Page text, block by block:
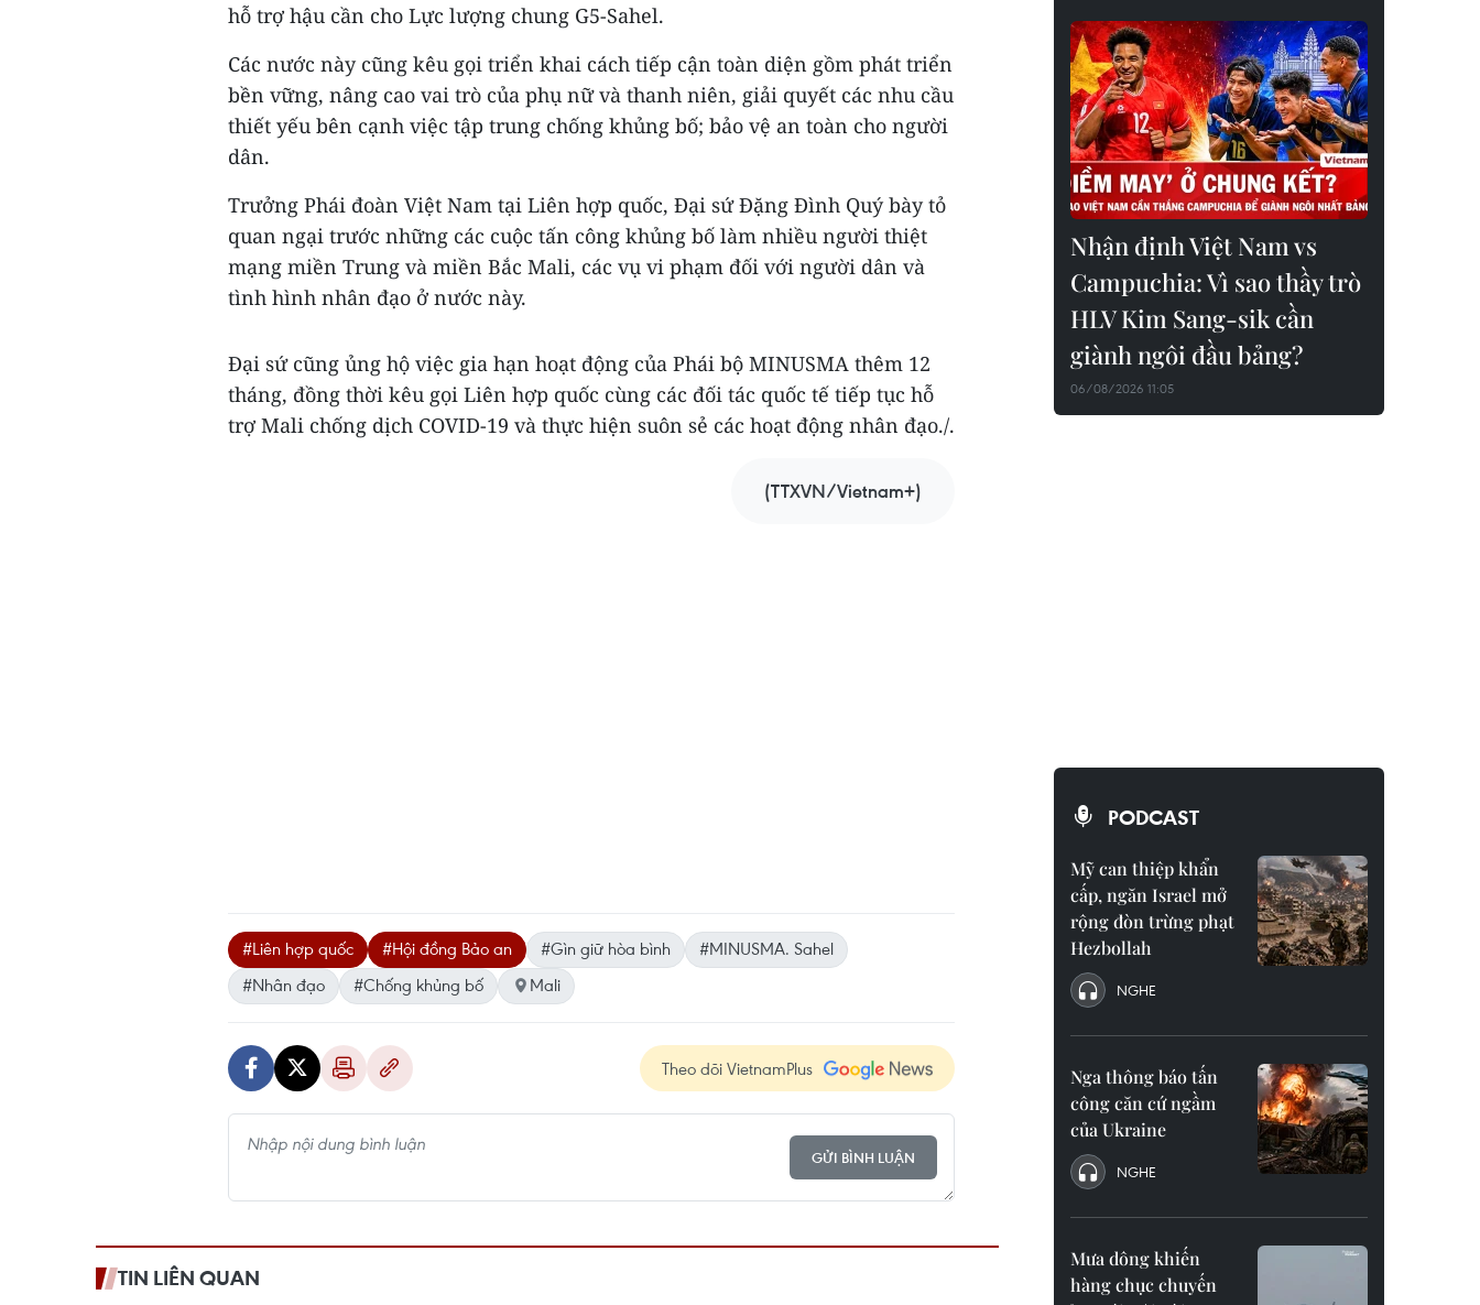
hỗ trợ hậu cần cho Lực lượng chung G5-Sahel.
Các nước này cũng kêu gọi triển khai cách tiếp cận toàn diện gồm phát triển
bền vững, nâng cao vai trò của phụ nữ và thanh niên, giải quyết các nhu cầu
thiết yếu bên cạnh việc tập trung chống khủng bố; bảo vệ an toàn cho người
dân.
Trưởng Phái đoàn Việt Nam tại Liên hợp quốc, Đại sứ Đặng Đình Quý bày tỏ
quan ngại trước những các cuộc tấn công khủng bố làm nhiều người thiệt
mạng miền Trung và miền Bắc Mali, các vụ vi phạm đối với người dân và
tình hình nhân đạo ở nước này.
Đại sứ cũng ủng hộ việc gia hạn hoạt động của Phái bộ MINUSMA thêm 12
tháng, đồng thời kêu gọi Liên hợp quốc cùng các đối tác quốc tế tiếp tục hỗ
trợ Mali chống dịch COVID-19 và thực hiện suôn sẻ các hoạt động nhân đạo./.
(TTXVN/Vietnam+)
#Liên hợp quốc #Hội đồng Bảo an #Gìn giữ hòa bình
#MINUSMA. Sahel
#Nhân đạo
#Chống khủng bố Mali
Theo dõi VietnamPlus
GỬI BÌNH LUẬN
TIN LIÊN QUAN
Nhận định Việt Nam vs
Campuchia: Vì sao thầy trò
HLV Kim Sang-sik cần
giành ngôi đầu bảng?
06/08/2026 11:05
PODCAST
Mỹ can thiệp khẩn
cấp, ngăn Israel mở
rộng đòn trừng phạt
Hezbollah
NGHE
Nga thông báo tấn
công căn cứ ngầm
của Ukraine
NGHE
Mưa dông khiến
hàng chục chuyến